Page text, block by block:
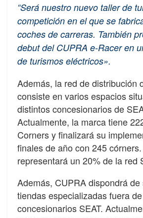
“Será nuestro nuevo taller de
competición en el que se
coches de carreras. También
debut del CUPRA e-Racer en
de turismos eléctricos».
Además, la red de distribución
consiste en varios espacios
distintos concesionarios de
Actualmente, la marca tiene
Corners y finalizará su
finales de año con 245
representará un 20% de la red
Además, CUPRA dispondrá
tiendas especializadas fuera
concesionarios SEAT.